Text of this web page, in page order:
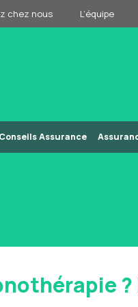
chez nous L’équipe
Conseils Assurance